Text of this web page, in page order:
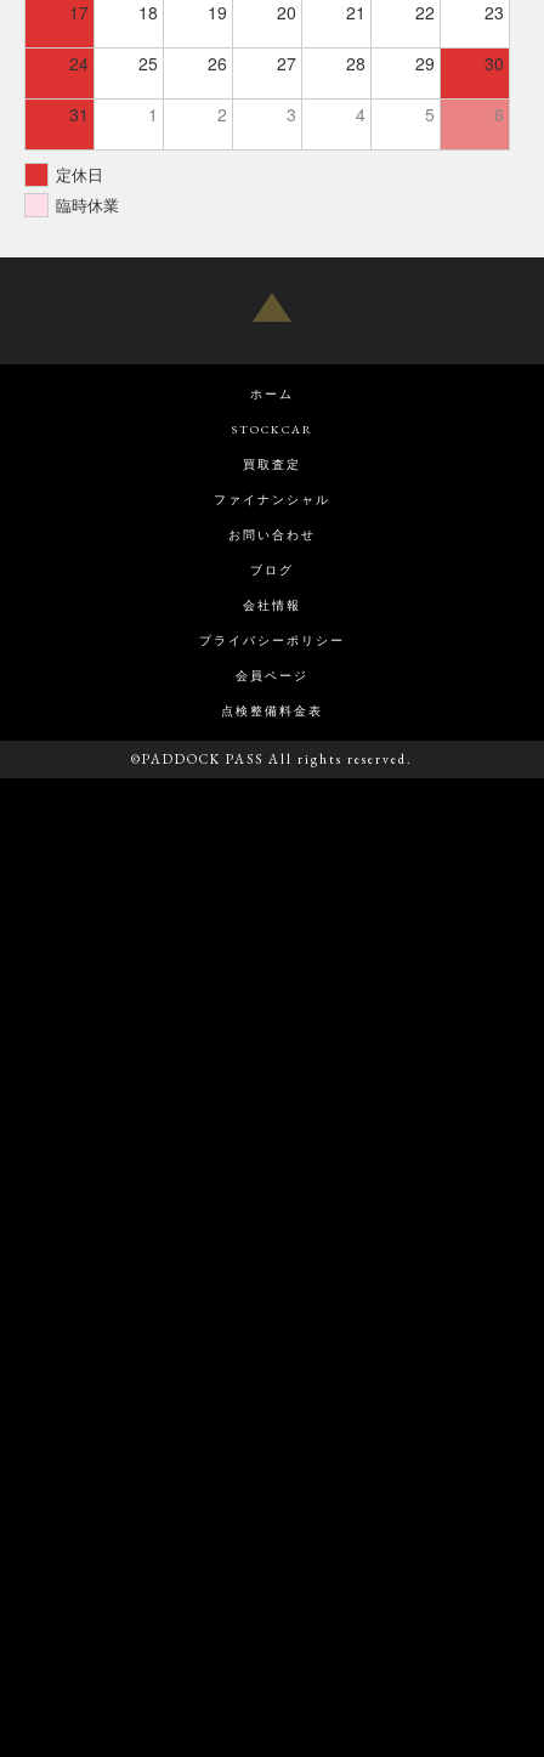
17 18 19 20 21 22 23
24 25 26 27 28 29 30
31 1 2 3 4 5 6
定休日
臨時休業
ホーム
STOCKCAR
買取査定
ファイナンシャル
お問い合わせ
ブログ
会社情報
プライバシーポリシー
会員ページ
点検整備料金表
©PADDOCK PASS All rights reserved.